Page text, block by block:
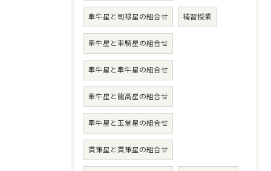
牽牛星と司禄星の組合せ 補習授業
牽牛星と車騎星の組合せ
牽牛星と牽牛星の組合せ
牽牛星と龍高星の組合せ
牽牛星と玉堂星の組合せ
貫策星と貫策星の組合せ